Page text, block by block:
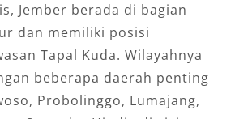
Jember berada di bagian
dan memiliki posisi
Tapal Kuda. Wilayahnya
beberapa daerah penting
Probolinggo, Lumajang,